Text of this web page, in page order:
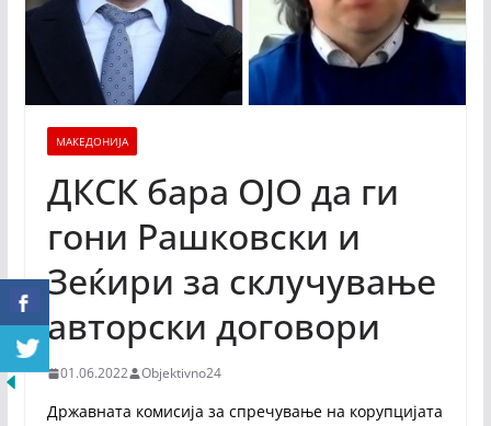
МАКЕДОНИЈА
ДКСК бара ОЈО да ги
гони Рашковски и
Зеќири за склучување
авторски договори
01.06.2022 Objektivno24
Државната комисија за спречување на корупцијата